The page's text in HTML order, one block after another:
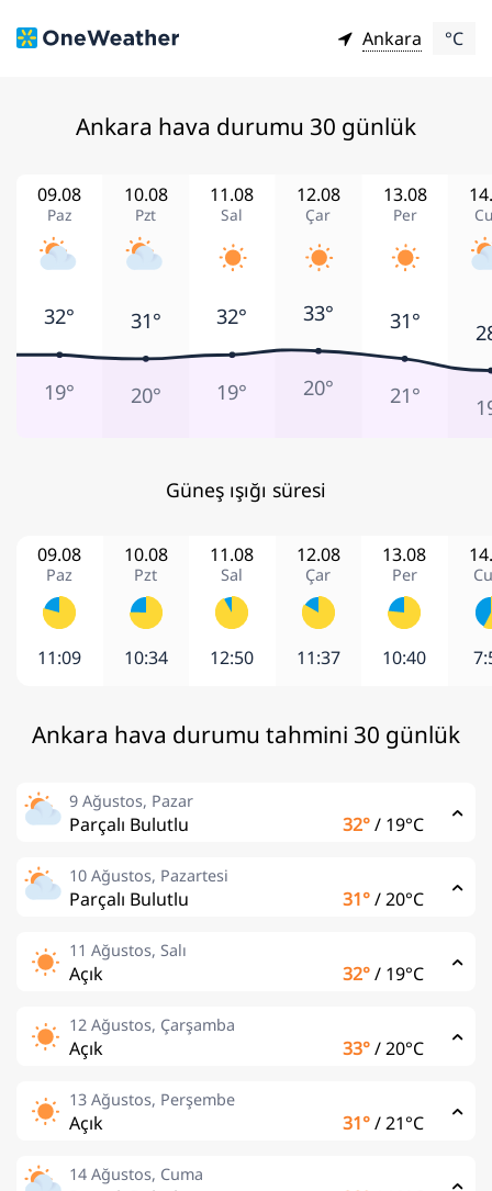
Ankara °C
Ankara hava durumu 30 günlük
Paz
09.08
Pzt
10.08
Sal
11.08
Çar
12.08
Per
13.08
32°
19°
31°
20°
32°
19°
33°
20°
31°
21°
Güneş ışığı süresi
09.08
Paz
11:09
10.08
Pzt
10:34
11.08
Sal
12:50
12.08
Çar
11:37
13.08
Per
10:40
Ankara hava durumu tahmini 30 günlük
9 Ağustos, Pazar
Parçalı Bulutlu 32°/ 19°C
10 Ağustos, Pazartesi
Parçalı Bulutlu 31°/20°C
11 Ağustos, Salı
Açık 32°/ 19°C
12 Ağustos, Çarşamba
Açık 33°/20°C
13 Ağustos, Perşembe
Açık 31°/21°C
14 Ağustos, Cuma